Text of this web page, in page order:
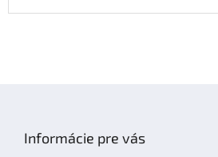
Informácie pre vás